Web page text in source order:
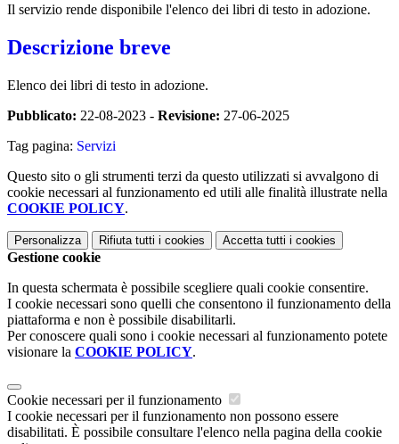
Il servizio rende disponibile l'elenco dei libri di testo in adozione.
Descrizione breve
Elenco dei libri di testo in adozione.
Pubblicato: 22-08-2023 - Revisione: 27-06-2025
Tag pagina: Servizi
Questo sito o gli strumenti terzi da questo utilizzati si avvalgono di
cookie necessari al funzionamento ed utili alle finalità illustrate nella
COOKIE POLICY.
Personalizza Rifiuta tutti i cookies Accetta tutti i cookies
Gestione cookie
In questa schermata è possibile scegliere quali cookie consentire.
I cookie necessari sono quelli che consentono il funzionamento della
piattaforma e non è possibile disabilitarli.
Per conoscere quali sono i cookie necessari al funzionamento potete
visionare la COOKIE POLICY.
Cookie necessari per il funzionamento
I cookie necessari per il funzionamento non possono essere
disabilitati. È possibile consultare l'elenco nella pagina della cookie